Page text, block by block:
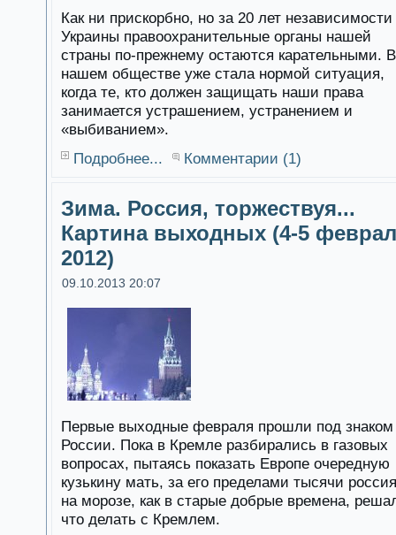
Как ни прискорбно, но за 20 лет независимости
Украины правоохранительные органы нашей
страны по-прежнему остаются карательными. В
нашем обществе уже стала нормой ситуация,
когда те, кто должен защищать наши права
занимается устрашением, устранением и
«выбиванием».
Подробнее...
Комментарии (1)
Зима. Россия, торжествуя...
Картина выходных (4-5
2012)
09.10.2013 20:07
Первые выходные февраля прошли под знаком
России. Пока в Кремле разбирались в газовых
вопросах, пытаясь показать Европе очередную
кузькину мать, за его пределами тысячи
на морозе, как в старые добрые времена,
что делать с Кремлем.